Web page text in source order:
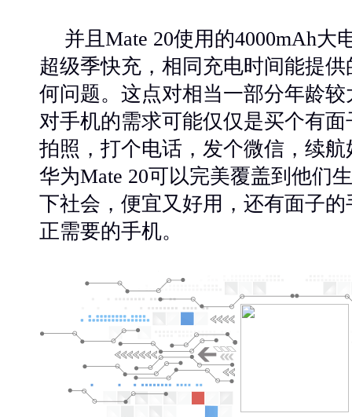
并且Mate 20使用的4000mAh大
超级季快充，相同充电时间能提
何问题。这点对相当一部分年龄
对手机的需求可能仅仅是买个有
拍照，打个电话，发个微信，续
华为Mate 20可以完美覆盖到他们
下社会，便宜又好用，还有面子
正需要的手机。